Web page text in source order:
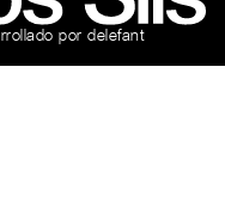
por delefant